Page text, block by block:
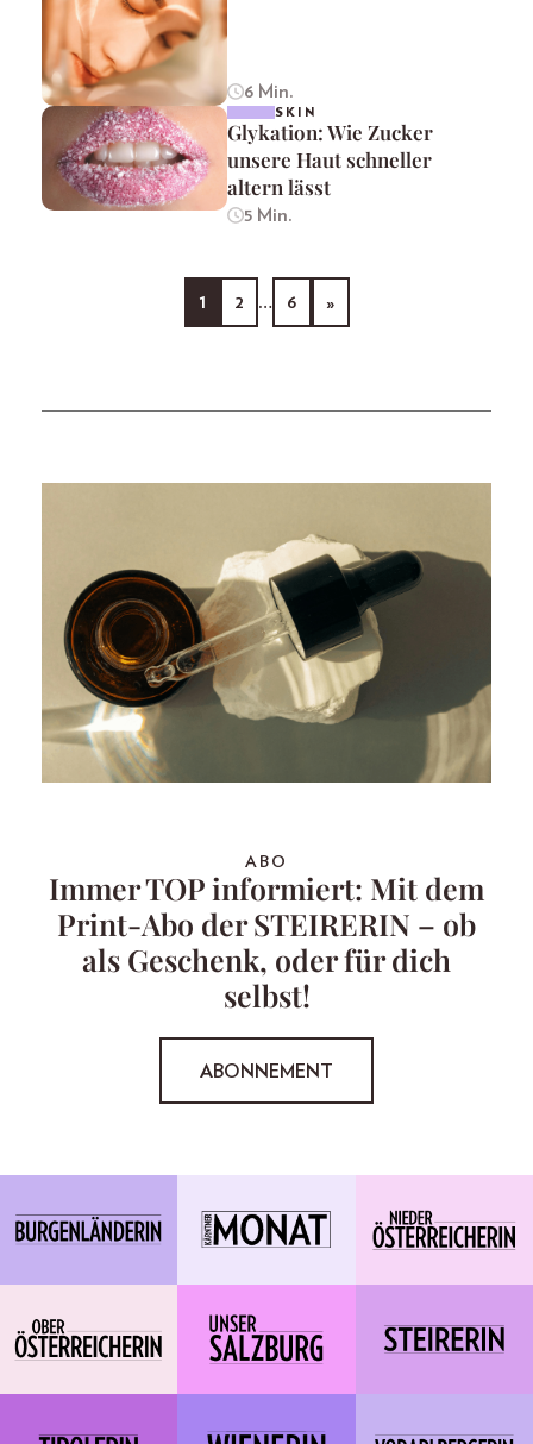
6 Min.
SKIN
Glykation: Wie Zucker
unsere Haut schneller
altern lässt
5 Min.
1 2 … 6 »
ABO
Immer TOP informiert: Mit dem
Print-Abo der STEIRERIN – ob
als Geschenk, oder für dich
selbst!
ABONNEMENT